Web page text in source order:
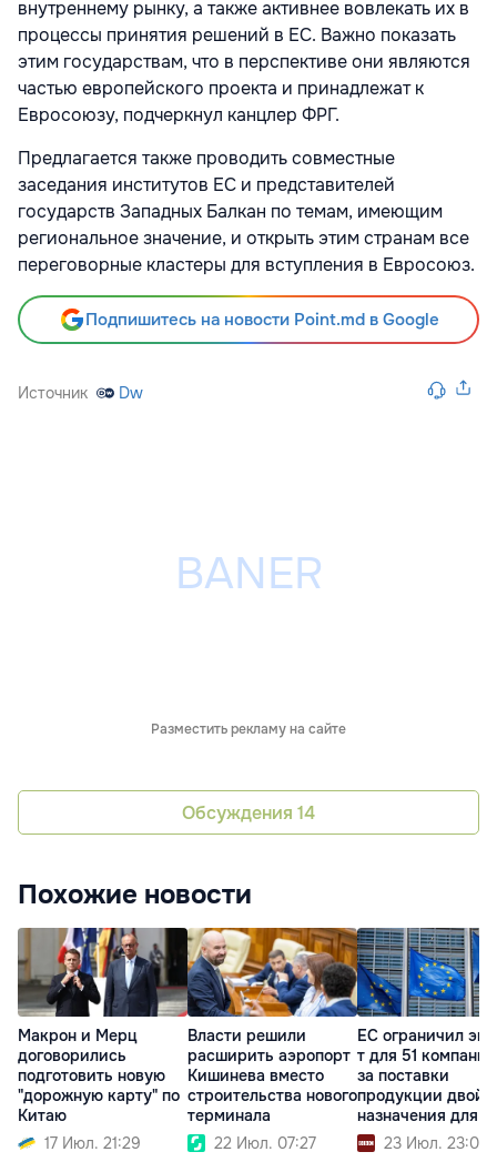
внутреннему рынку, а также активнее вовлекать их в
процессы принятия решений в ЕС. Важно показать
этим государствам, что в перспективе они являются
частью европейского проекта и принадлежат к
Евросоюзу, подчеркнул канцлер ФРГ.
Предлагается также проводить совместные
заседания институтов ЕС и представителей
государств Западных Балкан по темам, имеющим
региональное значение, и открыть этим странам все
переговорные кластеры для вступления в Евросоюз.
Подпишитесь на новости Point.md в Google
Источник Dw
Разместить рекламу на сайте
Обсуждения 14
Похожие новости
Макрон и Мерц
договорились
подготовить новую
"дорожную карту" по
Китаю
17 Июл. 21:29
Власти решили
расширить аэропорт
Кишинева вместо
строительства нового
терминала
22 Июл. 07:27
ЕС ограничил
т для 51 компании
за поставки
продукции
назначения для
23 Июл. 23:04